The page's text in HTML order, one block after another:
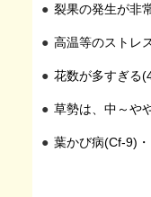
裂果の発生が非
高温等のストレ
花数が多すぎる
草勢は、中～や
葉かび病(Cf-9)